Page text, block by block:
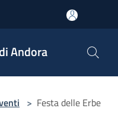
Andora
> Festa delle Erbe